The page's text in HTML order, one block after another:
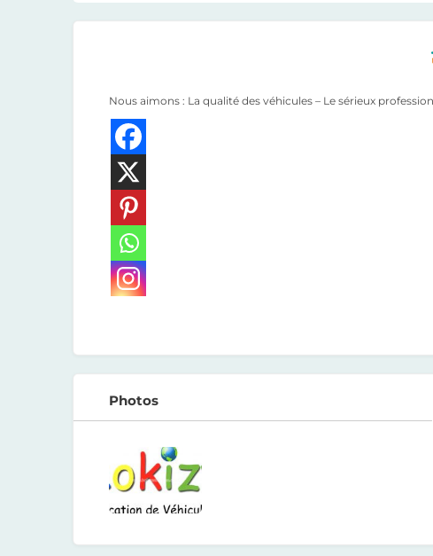
Nous aimons : La qualité des véhicules – Le sérieux
Photos